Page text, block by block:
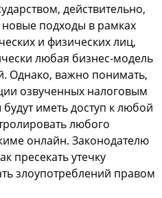
действительно,
подходы в рамках
и физических лиц,
любая бизнес-модель
Однако, важно понимать,
озвученных налоговым
иметь доступ к любой
любого
онлайн. Законодателю
пресекать утечку
злоупотреблений правом